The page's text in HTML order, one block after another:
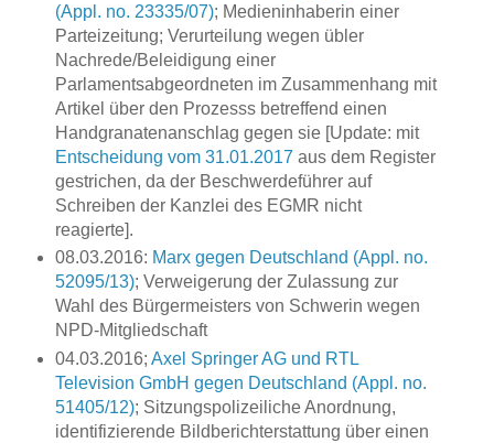
(Appl. no. 23335/07); Medieninhaberin einer
Parteizeitung; Verurteilung wegen übler
Nachrede/Beleidigung einer
Parlamentsabgeordneten im Zusammenhang mit
Artikel über den Prozesss betreffend einen
Handgranatenanschlag gegen sie [Update: mit
Entscheidung vom 31.01.2017 aus dem Register
gestrichen, da der Beschwerdeführer auf
Schreiben der Kanzlei des EGMR nicht
reagierte].
08.03.2016: Marx gegen Deutschland (Appl. no.
52095/13); Verweigerung der Zulassung zur
Wahl des Bürgermeisters von Schwerin wegen
NPD-Mitgliedschaft
04.03.2016; Axel Springer AG und RTL
Television GmbH gegen Deutschland (Appl. no.
51405/12); Sitzungspolizeiliche Anordnung,
identifizierende Bildberichterstattung über einen